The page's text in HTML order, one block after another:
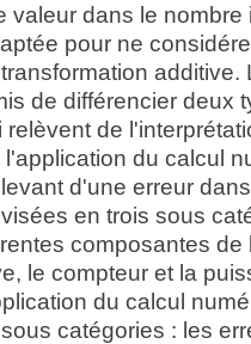
valeur dans le nombre
pour ne
additive.
de différencier deux
de
du calcul
d'une erreur
en trois sous
composantes de
le compteur et la
du calcul
catégories : les